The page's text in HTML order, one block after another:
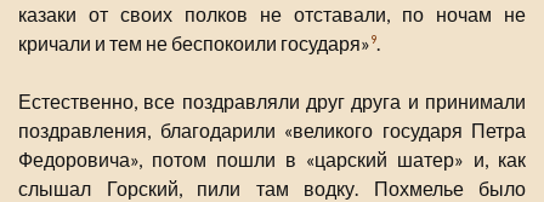
казаки от своих полков не отставали, по ночам не
кричали и тем не беспокоили государя»9.
Естественно, все поздравляли друг друга и принимали
поздравления, благодарили «великого государя Петра
Федоровича», потом пошли в «царский шатер» и, как
слышал Горский, пили там водку. Похмелье было